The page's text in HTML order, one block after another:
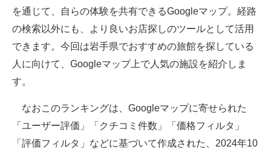
ITの今と未来を見通す
スマホと通信の最新トレンド
進化するPCとデバイスの未来
ビジネスと働き方のヒント
を通じて、自らの体験を共有できるGoogleマップ。経路
の検索以外にも、より良いお店探しのツールとして活用
できます。今回は岩手県でおすすめの旅館を探している
人に向けて、Googleマップ上で人気の施設を紹介しま
す。
なおこのランキングは、Googleマップに寄せられた
「ユーザー評価」「クチコミ件数」「価格フィルタ」
「評価フィルタ」などに基づいて作成された、2024年10